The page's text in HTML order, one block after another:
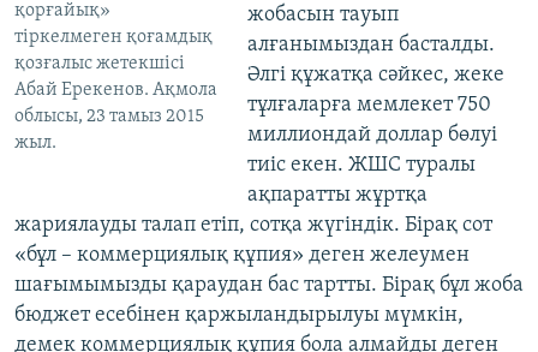
қорғайық»
тіркелмеген қоғамдық
қозғалыс жетекшісі
Абай Ерекенов. Ақмола
облысы, 23 тамыз 2015
жыл.
жобасын тауып
алғанымыздан басталды.
Әлгі құжатқа сәйкес, жеке
тұлғаларға мемлекет 750
миллиондай доллар бөлуі
тиіс екен. ЖШС туралы
ақпаратты жұртқа
жариялауды талап етіп, сотқа жүгіндік. Бірақ сот
«бұл – коммерциялық құпия» деген желеумен
шағымымызды қараудан бас тартты. Бірақ бұл жоба
бюджет есебінен қаржыландырылуы мүмкін,
демек коммерциялық құпия бола алмайды деген